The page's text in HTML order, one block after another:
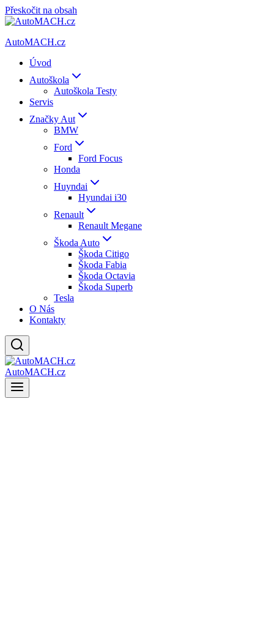
Přeskočit na obsah
AutoMACH.cz
Úvod
Autoškola
Autoškola Testy
Servis
Značky Aut
BMW
Ford
Ford Focus
Honda
Huyndai
Hyundai i30
Renault
Renault Megane
Škoda Auto
Škoda Citigo
Škoda Fabia
Škoda Octavia
Škoda Superb
Tesla
O Nás
Kontakty
AutoMACH.cz